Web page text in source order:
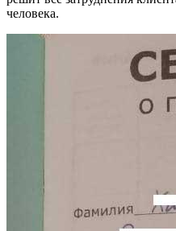
человека.